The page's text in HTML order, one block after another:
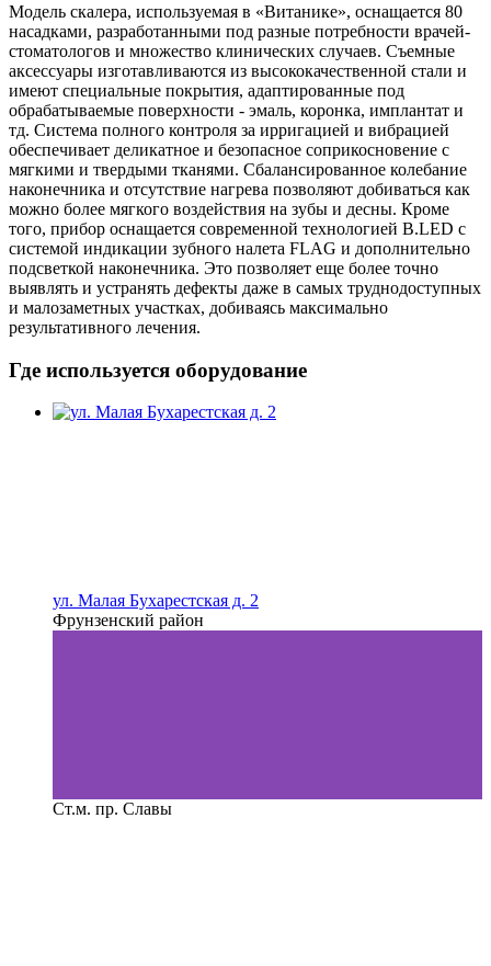
Модель скалера, используемая в «Витанике», оснащается 80
насадками, разработанными под разные потребности врачей-
стоматологов и множество клинических случаев. Съемные
аксессуары изготавливаются из высококачественной стали и
имеют специальные покрытия, адаптированные под
обрабатываемые поверхности - эмаль, коронка, имплантат и
тд. Система полного контроля за ирригацией и вибрацией
обеспечивает деликатное и безопасное соприкосновение с
мягкими и твердыми тканями. Сбалансированное колебание
наконечника и отсутствие нагрева позволяют добиваться как
можно более мягкого воздействия на зубы и десны. Кроме
того, прибор оснащается современной технологией B.LED с
системой индикации зубного налета FLAG и дополнительно
подсветкой наконечника. Это позволяет еще более точно
выявлять и устранять дефекты даже в самых труднодоступных
и малозаметных участках, добиваясь максимально
результативного лечения.
Где используется оборудование
ул. Малая Бухарестская д. 2
Фрунзенский район
Ст.м. пр. Славы